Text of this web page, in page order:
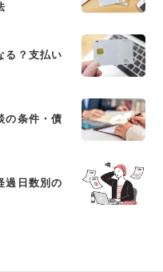
る？支払い
の条件・債
過日数別の